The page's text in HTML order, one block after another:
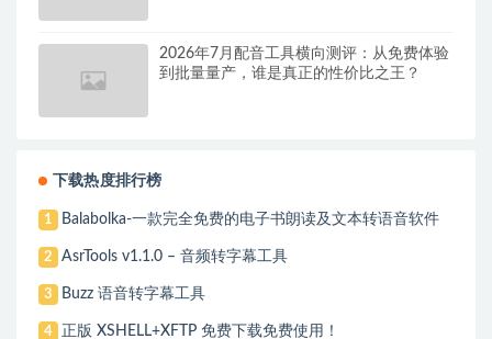
2026年7月配音工具横向测评：从免费体验
到批量量产，谁是真正的性价比之王？
下载热度排行榜
1 Balabolka-一款完全免费的电子书朗读及文本转语音软件
2 AsrTools v1.1.0 – 音频转字幕工具
3 Buzz 语音转字幕工具
4 正版 XSHELL+XFTP 免费下载免费使用！